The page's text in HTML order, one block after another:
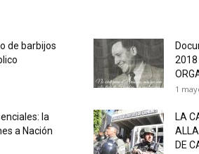
de barbijos
2018
1
la
a Nación
LA
DE